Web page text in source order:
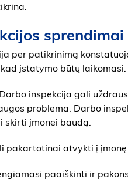
per patikrinimą
įstatymo būtų laikomasi.
inspekcija gali
problema. Darbo
skirti įmonei baudą.
pakartotinai atvykti į
paaiškinti ir